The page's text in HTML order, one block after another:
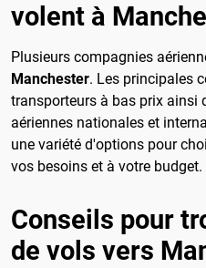
volent à
Plusieurs compagnies
Manchester. Les principales
transporteurs à bas prix ainsi
aériennes nationales et
une variété d'options pour
vos besoins et à votre budget.
Conseils pour
de vols vers